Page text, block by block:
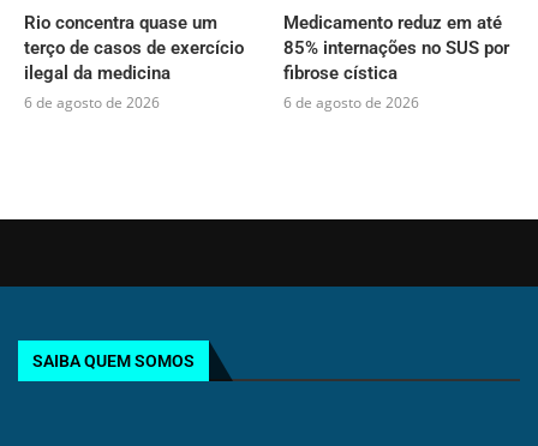
Rio concentra quase um
terço de casos de exercício
ilegal da medicina
6 de agosto de 2026
Medicamento reduz em até
85% internações no SUS por
fibrose cística
6 de agosto de 2026
SAIBA QUEM SOMOS